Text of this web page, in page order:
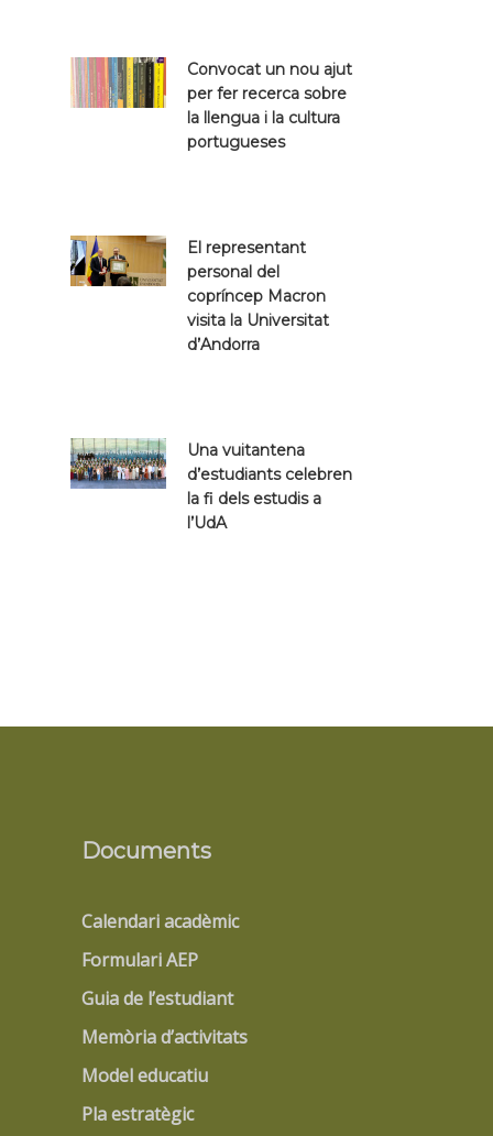
Convocat un nou ajut
per fer recerca sobre
la llengua i la cultura
portugueses
El representant
personal del
copríncep Macron
visita la Universitat
d’Andorra
Una vuitantena
d’estudiants celebren
la fi dels estudis a
l’UdA
Documents
Calendari acadèmic
Formulari AEP
Guia de l’estudiant
Memòria d’activitats
Model educatiu
Pla estratègic